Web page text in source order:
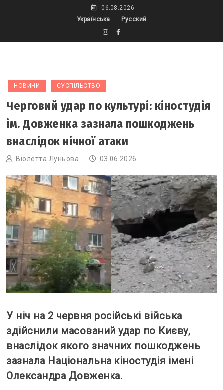
06.08.2026
Українська
Русский
НОВИНИ СУСПІЛЬСТВО
Черговий удар по культурі: кіностудія
ім. Довженка зазнала пошкоджень
внаслідок нічної атаки
Віолетта Луньова 03.06.2026
У ніч на 2 червня російські війська
здійснили масований удар по Києву,
внаслідок якого значних пошкоджень
зазнала Національна кіностудія імені
Олександра Довженка.